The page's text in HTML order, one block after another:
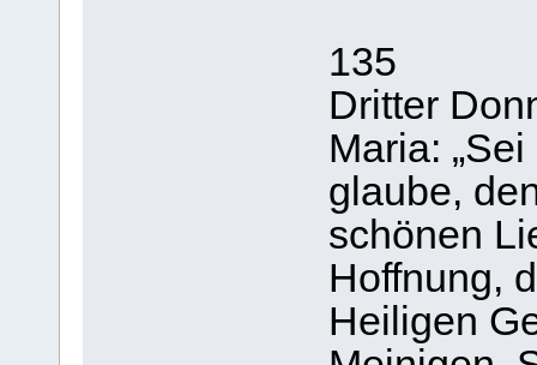
135
Dritter
Maria:
glaube,
schönen
Hoffnung,
Heiligen